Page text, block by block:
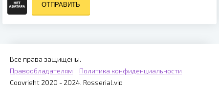
ОТПРАВИТЬ
Все права защищены.
Правообладателям
Политика конфиденциальности
Copyright 2020 - 2024, Rosserial.vip